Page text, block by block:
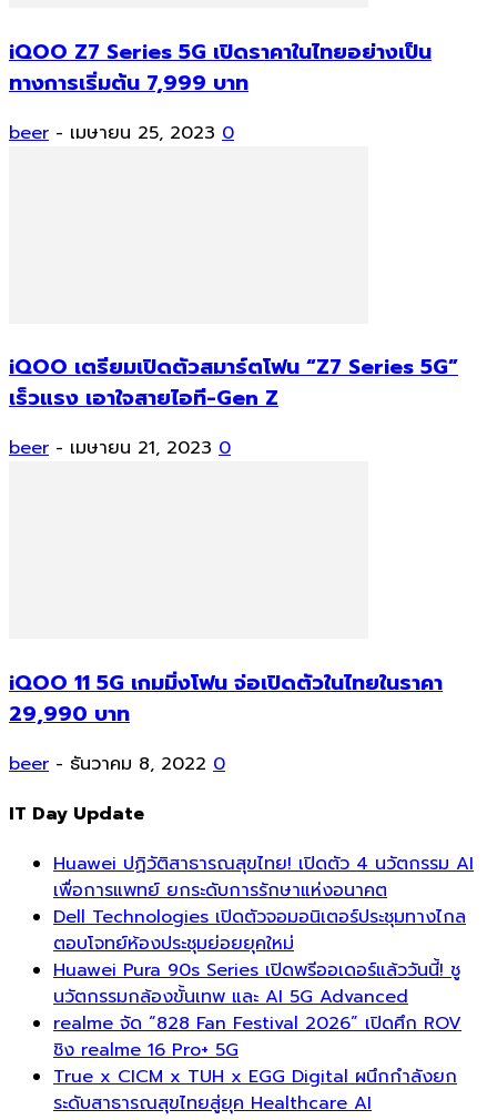
iQOO Z7 Series 5G เปิดราคาในไทยอย่างเป็น
ทางการเริ่มต้น 7,999 บาท
beer - เมษายน 25, 2023 0
iQOO เตรียมเปิดตัวสมาร์ตโฟน “Z7 Series 5G”
เร็วแรง เอาใจสายไอที-Gen Z
beer - เมษายน 21, 2023 0
iQOO 11 5G เกมมิ่งโฟน จ่อเปิดตัวในไทยในราคา
29,990 บาท
beer - ธันวาคม 8, 2022 0
IT Day Update
Huawei ปฏิวัติสาธารณสุขไทย! เปิดตัว 4 นวัตกรรม AI
เพื่อการแพทย์ ยกระดับการรักษาแห่งอนาคต
Dell Technologies เปิดตัวจอมอนิเตอร์ประชุมทางไกล
ตอบโจทย์ห้องประชุมย่อยยุคใหม่
Huawei Pura 90s Series เปิดพรีออเดอร์แล้ววันนี้! ชู
นวัตกรรมกล้องขั้นเทพ และ AI 5G Advanced
realme จัด “828 Fan Festival 2026” เปิดศึก ROV
ชิง realme 16 Pro+ 5G
True x CICM x TUH x EGG Digital ผนึกกำลังยก
ระดับสาธารณสุขไทยสู่ยุค Healthcare AI